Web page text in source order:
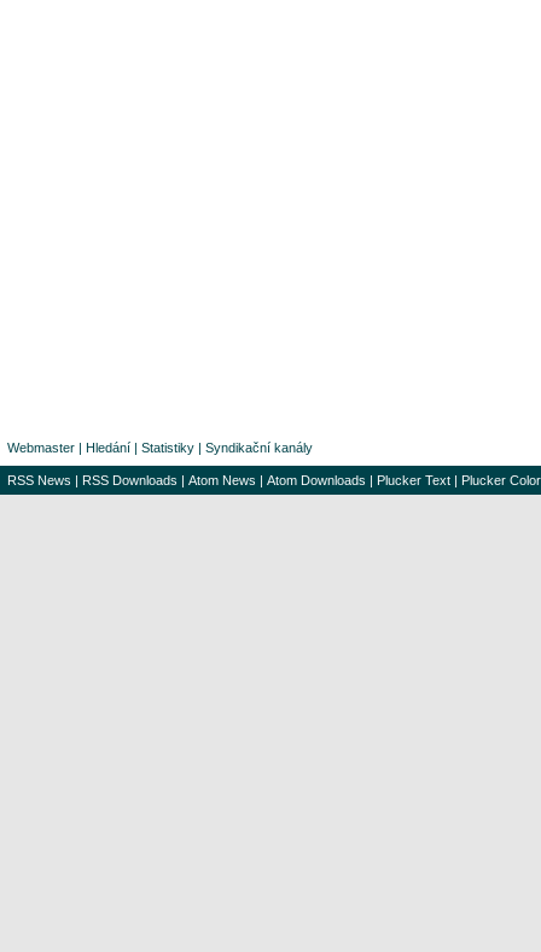
Webmaster | Hledání | Statistiky | Syndikační kanály
RSS News | RSS Downloads | Atom News | Atom Downloads | Plucker Text | Plucker Color